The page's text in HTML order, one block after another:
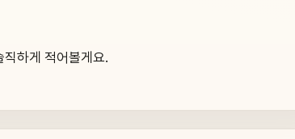
하게 적어볼게요.